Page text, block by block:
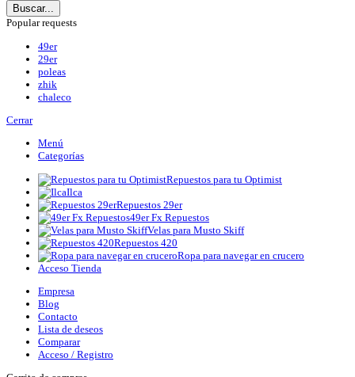
Buscar...
Popular requests
49er
29er
poleas
zhik
chaleco
Cerrar
Menú
Categorías
Repuestos para tu Optimist
Ilca
Repuestos 29er
49er Fx Repuestos
Velas para Musto Skiff
Repuestos 420
Ropa para navegar en crucero
Acceso Tienda
Empresa
Blog
Contacto
Lista de deseos
Comparar
Acceso / Registro